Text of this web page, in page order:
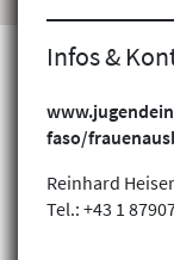
Infos &
faso/
Reinhard
Tel.: +43 1